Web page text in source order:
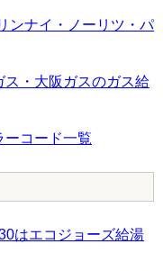
ンナイ・ノーリツ・パ
ス・大阪ガスのガス給
ーコード一覧
はエコジョーズ給湯